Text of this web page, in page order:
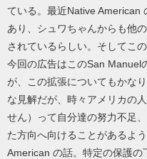
ている。最近Native American
あり、シュワちゃんからも他
されているらしい。そしてこ
今回の広告はこのSan Manuel
が、この拡張についてもかな
な見解だが、時々アメリカの
せん）って自分達の努力不足
た方向へ向けることがあるよ
American の話。特定の保護の